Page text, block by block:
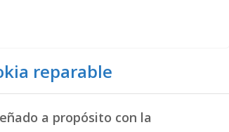
reparable
a propósito con la